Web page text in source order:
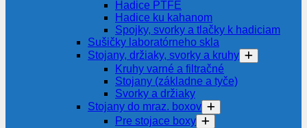
Hadice PTFE
Hadice ku kahanom
Spojky, svorky a tlačky k hadiciam
Sušičky laboratórneho skla
Stojany, držiaky, svorky a kruhy
Kruhy varné a filtračné
Stojany (základne a tyče)
Svorky a držiaky
Stojany do mraz. boxov
Pre stojace boxy